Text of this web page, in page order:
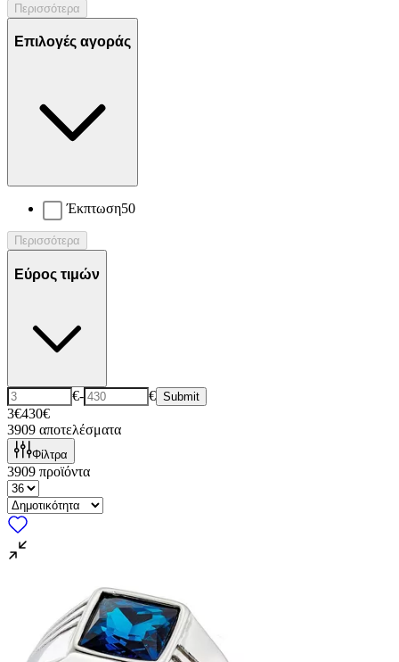
Περισσότερα
Επιλογές αγοράς
Έκπτωση50
Περισσότερα
Εύρος τιμών
€- € Submit
3€430€
3909 αποτελέσματα
Φίλτρα
3909 προϊόντα